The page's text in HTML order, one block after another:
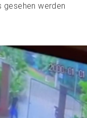
gesehen werden